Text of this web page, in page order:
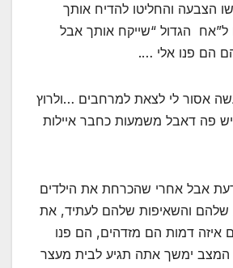
הצבעה והחליטו להדיח אותך
הגדול “שייקח אותך אבל
הם פנו אלי ….
אסור לי לצאת למרחבים …ולרוץ
פה דאבל משמעות כחבר איילות
אבל אחרי שהכרחת את הילדים
שלהם והשאיפות שלהם לעתיד, את
איזה דמות הם מזדהים, הם פנו
המצב ימשך אתה תגיע לבית מעצר